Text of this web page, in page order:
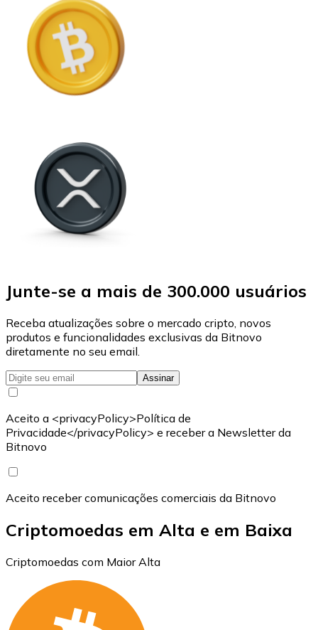
Junte-se a mais de 300.000 usuários
Receba atualizações sobre o mercado cripto, novos
produtos e funcionalidades exclusivas da Bitnovo
diretamente no seu email.
Assinar
Aceito a <privacyPolicy>Política de
Privacidade</privacyPolicy> e receber a Newsletter da
Bitnovo
Aceito receber comunicações comerciais da Bitnovo
Criptomoedas em Alta e em Baixa
Criptomoedas com Maior Alta